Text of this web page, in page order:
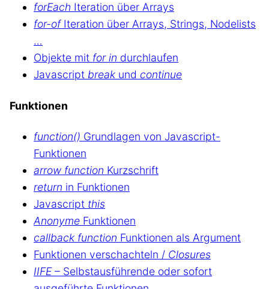
forEach Iteration über Arrays
for-of Iteration über Arrays, Strings, Nodelists
…
Objekte mit for in durchlaufen
Javascript break und continue
Funktionen
function() Grundlagen von Javascript-
Funktionen
arrow function Kurzschrift
return in Funktionen
Javascript this
Anonyme Funktionen
callback function Funktionen als Argument
Funktionen verschachteln / Closures
IIFE– Selbstausführende oder sofort